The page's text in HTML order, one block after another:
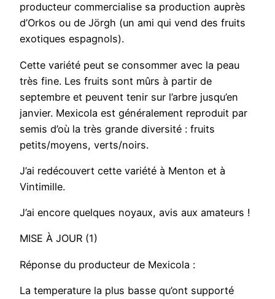
producteur commercialise sa production auprès
d’Orkos ou de Jörgh (un ami qui vend des fruits
exotiques espagnols).
Cette variété peut se consommer avec la peau
très fine. Les fruits sont mûrs à partir de
septembre et peuvent tenir sur l’arbre jusqu’en
janvier. Mexicola est généralement reproduit par
semis d’où la très grande diversité : fruits
petits/moyens, verts/noirs.
J’ai redécouvert cette variété à Menton et à
Vintimille.
J’ai encore quelques noyaux, avis aux amateurs !
MISE À JOUR (1)
Réponse du producteur de Mexicola :
La temperature la plus basse qu’ont supporté